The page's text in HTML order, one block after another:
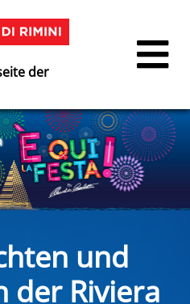
der
und
der Riviera